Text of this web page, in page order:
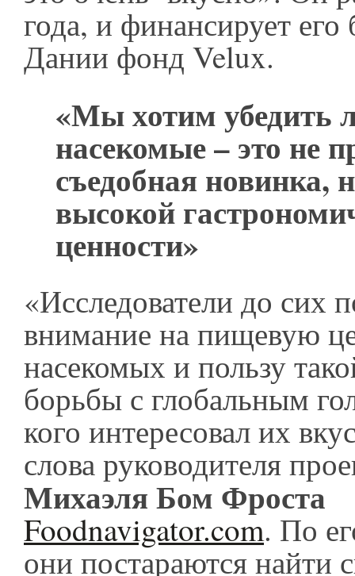
года, и финансирует
Дании фонд Velux.
«Мы хотим убедить
насекомые – это не
съедобная новинка,
высокой
ценности»
«Исследователи до сих
внимание на пищевую
насекомых и пользу
борьбы с глобальным
кого интересовал их
слова руководителя
Михаэля Бом Фроста
Foodnavigator.com. По
они постараются найти